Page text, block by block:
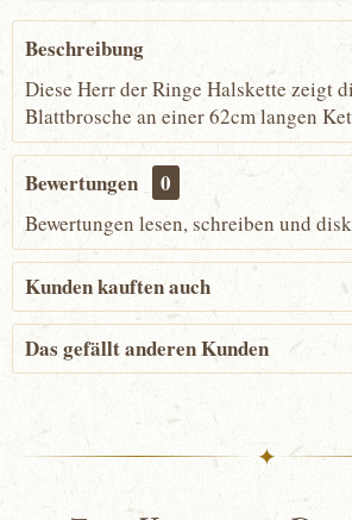
Beschreibung
Diese Herr der Ringe Halskette zeigt
Blattbrosche an einer 62cm langen
Bewertungen 0
Bewertungen lesen, schreiben und
Kunden kauften auch
Das gefällt anderen Kunden
✦